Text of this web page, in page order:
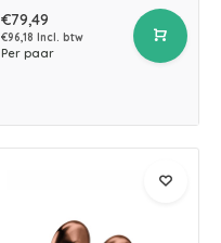
€79,49
€96,18 Incl. btw
Per paar